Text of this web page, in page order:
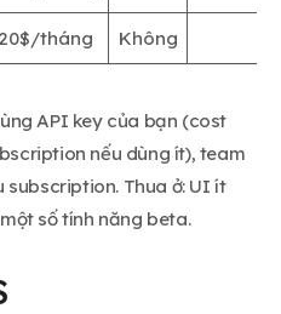
20$/tháng Không
API key của bạn (cost
nếu dùng ít), team
subscription. Thua ở: UI ít
số tính năng beta.